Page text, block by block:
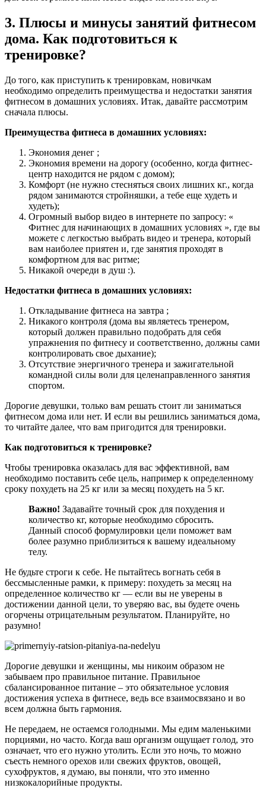
3. Плюсы и минусы занятий фитнесом
дома. Как подготовиться к
тренировке?
До того, как приступить к тренировкам, новичкам
необходимо определить преимущества и недостатки занятия
фитнесом в домашних условиях. Итак, давайте рассмотрим
сначала плюсы.
Преимущества фитнеса в домашних условиях:
Экономия денег ;
Экономия времени на дорогу (особенно, когда фитнес-
центр находится не рядом с домом);
Комфорт (не нужно стесняться своих лишних кг., когда
рядом занимаются стройняшки, а тебе еще худеть и
худеть);
Огромный выбор видео в интернете по запросу: «
Фитнес для начинающих в домашних условиях », где вы
можете с легкостью выбрать видео и тренера, который
вам наиболее приятен и, где занятия проходят в
комфортном для вас ритме;
Никакой очереди в душ :).
Недостатки фитнеса в домашних условиях:
Откладывание фитнеса на завтра ;
Никакого контроля (дома вы являетесь тренером,
который должен правильно подобрать для себя
упражнения по фитнесу и соответственно, должны сами
контролировать свое дыхание);
Отсутствие энергичного тренера и зажигательной
командной силы воли для целенаправленного занятия
спортом.
Дорогие девушки, только вам решать стоит ли заниматься
фитнесом дома или нет. И если вы решились заниматься дома,
то читайте далее, что вам пригодится для тренировки.
Как подготовиться к тренировке?
Чтобы тренировка оказалась для вас эффективной, вам
необходимо поставить себе цель, например к определенному
сроку похудеть на 25 кг или за месяц похудеть на 5 кг.
Важно! Задавайте точный срок для похудения и
количество кг, которые необходимо сбросить.
Данный способ формулировки цели поможет вам
более разумно приблизиться к вашему идеальному
телу.
Не будьте строги к себе. Не пытайтесь вогнать себя в
бессмысленные рамки, к примеру: похудеть за месяц на
определенное количество кг — если вы не уверены в
достижении данной цели, то уверяю вас, вы будете очень
огорчены отрицательным результатом. Планируйте, но
разумно!
Дорогие девушки и женщины, мы никоим образом не
забываем про правильное питание. Правильное
сбалансированное питание – это обязательное условия
достижения успеха в фитнесе, ведь все взаимосвязано и во
всем должна быть гармония.
Не передаем, не остаемся голодными. Мы едим маленькими
порциями, но часто. Когда ваш организм ощущает голод, это
означает, что его нужно утолить. Если это ночь, то можно
съесть немного орехов или свежих фруктов, овощей,
сухофруктов, я думаю, вы поняли, что это именно
низкокалорийные продукты.